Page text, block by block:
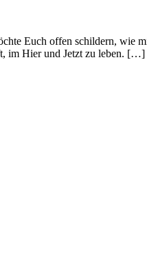
Euch offen schildern, wie
im Hier und Jetzt zu leben. […]